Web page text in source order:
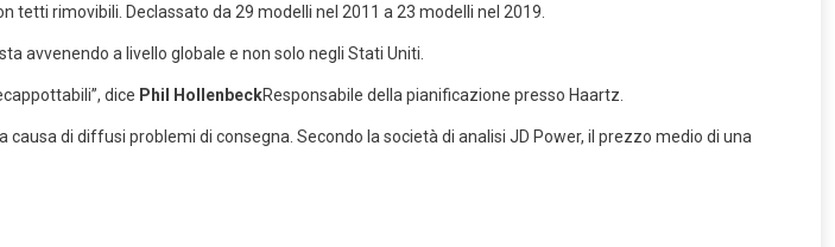
tetti rimovibili. Declassato da 29 modelli nel 2011 a 23 modelli nel 2019.
avvenendo a livello globale e non solo negli Stati Uniti.
dice Phil HollenbeckResponsabile della pianificazione presso Haartz.
di diffusi problemi di consegna. Secondo la società di analisi JD Power, il prezzo medio di una